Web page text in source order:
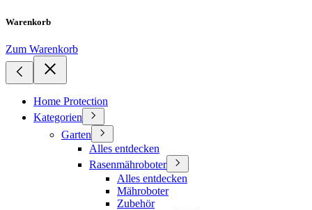
Warenkorb
Zum Warenkorb
Home Protection
Kategorien
Garten
Alles entdecken
Rasenmähroboter
Alles entdecken
Mähroboter
Zubehör